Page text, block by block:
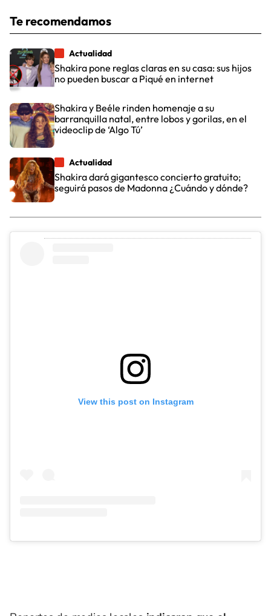
Te recomendamos
Actualidad
Shakira pone reglas claras en su casa: sus hijos
no pueden buscar a Piqué en internet
Shakira y Beéle rinden homenaje a su
barranquilla natal, entre lobos y gorilas, en el
videoclip de ‘Algo Tú’
Actualidad
Shakira dará gigantesco concierto gratuito;
seguirá pasos de Madonna ¿Cuándo y dónde?
View this post on Instagram